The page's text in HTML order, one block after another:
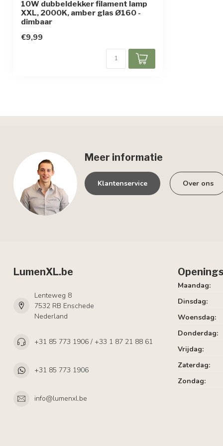
10W dubbeldekker filament lamp
XXL, 2000K, amber glas Ø160 -
dimbaar
€9,99
Meer informatie
Klantenservice Over ons
LumenXL.be
Lenteweg 8
7532 RB Enschede
Nederland
+31 85 773 1906 / +33 1 87 21 88 61
+31 85 773 1906
info@lumenxl.be
Maandag:
Dinsdag:
Woensdag:
Donderdag:
Vrijdag:
Zaterdag:
Zondag: